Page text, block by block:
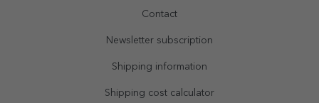
Contact
Newsletter subscription
Shipping information
Shipping cost calculator